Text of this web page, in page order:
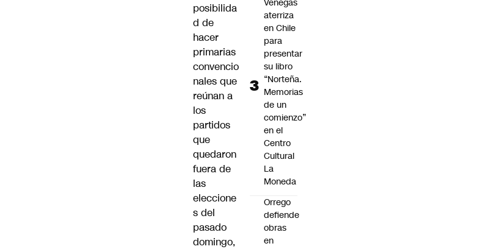
posibilida
d de
hacer
primarias
convencio
nales que
reúnan a
los
partidos
que
quedaron
fuera de
las
eleccione
s del
pasado
domingo,
Venegas
aterriza
en Chile
para
presentar
su libro
“Norteña.
Memorias
de un
comienzo”
en el
Centro
Cultural
La
Moneda
Orrego
defiende
obras
en